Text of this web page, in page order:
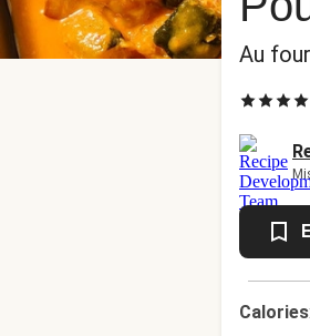
Au
Calories: